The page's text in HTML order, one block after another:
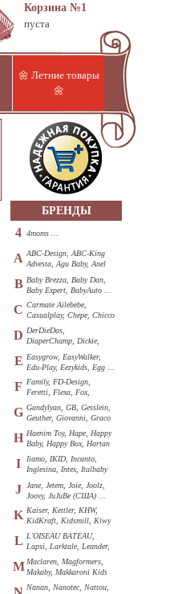
Корзина №1
пуста
🌼 Летние товары
🌼
БРЕНДЫ
4 4moms ...
A ABC-Design, ABC-King
Advesta, Agu Baby, Anel
B Baby Brezza, Baby Dan,
Baby Expert, BabyAuto ...
C Carmate Ailebebe,
Casualplay, Chepe, Chicco
D DerDieDas,
DiaperChamp, Dickie,
E Easygrow, EasyWalker,
Edu-Play, Eezykids, Egg ...
F
Family, FD-Design,
Feretti, Flexa, Fox,
G Gandylyan, GB, Gesslein,
Geuther, Giovanni, Graco
H Haenim Toy, Hape, Happy
Baby, Happy Box, Hartan
I
Iiamo, IKID, Incanto,
Inglesina, Intex, Italbaby
J
Jane, Jetem, Joie, Joolz,
Joovy, JuJuBe (США) ...
K Kaiser, Kettler, KHW,
KidKraft, Kidsmill, Kiwy
L L'OISEAU BATEAU,
Lapsi, Larktale, Leander,
M Maclaren, Magformers,
Makaby, Makkaroni Kids
Nanan, Nanotec, Nattou,